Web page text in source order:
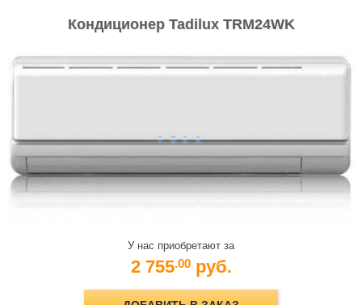
Кондиционер Tadilux TRM24WK
У нас приобретают за
2 755.00 руб.